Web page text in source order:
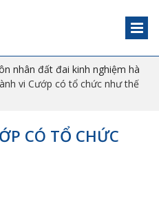
nhân đất đai kinh nghiệm hà
vi Cướp có tổ chức như thế
CÓ TỔ CHỨC